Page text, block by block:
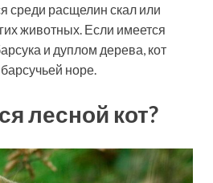
среди расщелин скал или
животных. Если имеется
и дуплом дерева, кот
норе.
лесной кот?